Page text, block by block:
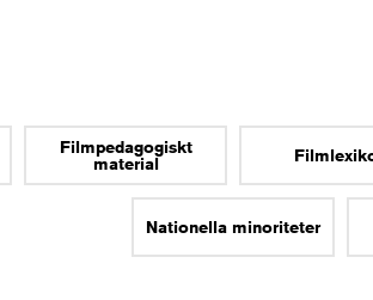
Filmpedagogiskt
material
Nationella minoriteter